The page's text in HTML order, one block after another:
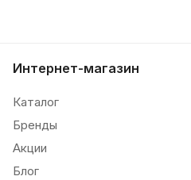
Интернет-магазин
Каталог
Бренды
Акции
Блог